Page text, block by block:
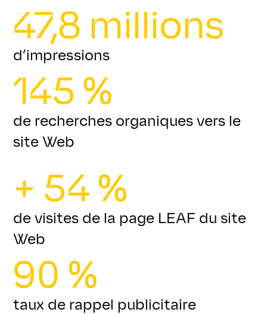
47,8 millions
d’impressions
145 %
de recherches organiques vers le
site Web
+ 54 %
de visites de la page LEAF du site
Web
90 %
taux de rappel publicitaire